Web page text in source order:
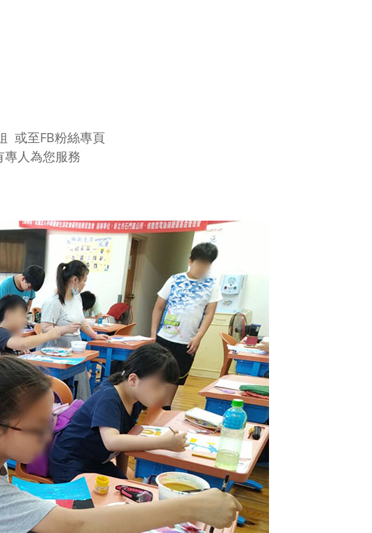
或至FB粉絲專頁
專人為您服務